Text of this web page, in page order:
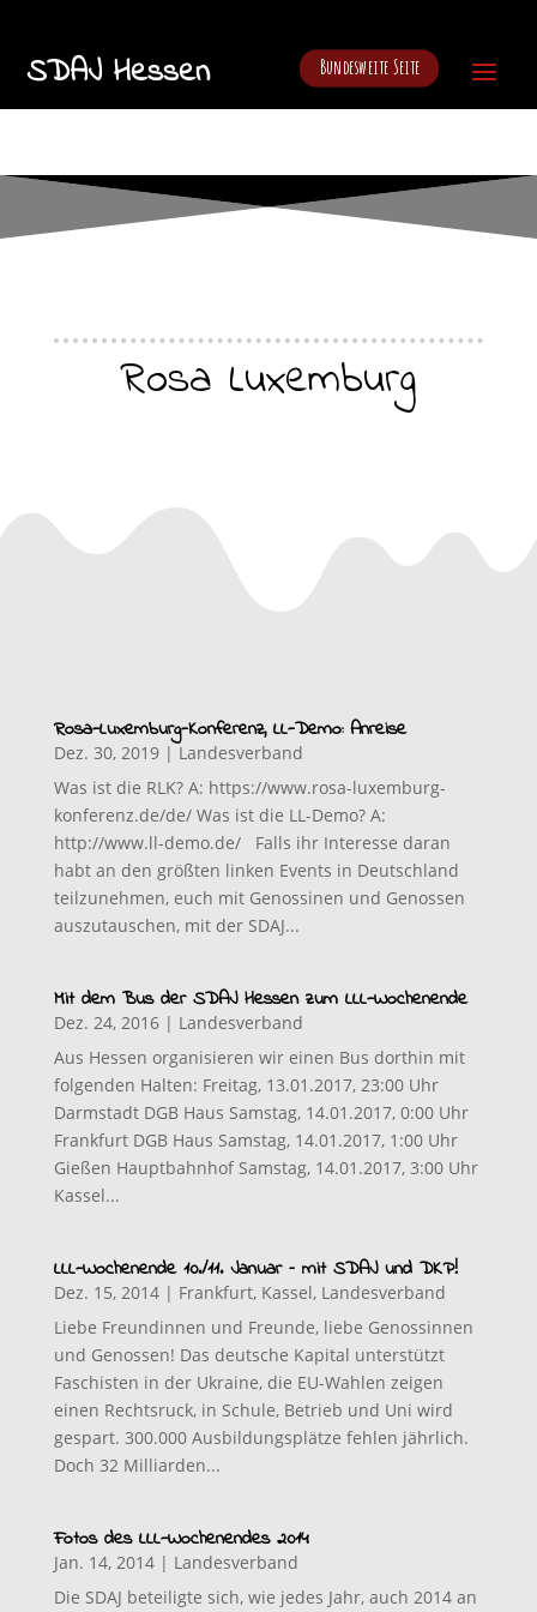
SDAJ Hessen Bundesweite Seite
Rosa Luxemburg
Rosa-Luxemburg-Konferenz, LL-Demo: Anreise
Dez. 30, 2019| Landesverband
Was ist die RLK? A: https://www.rosa-luxemburg-
konferenz.de/de/ Was ist die LL-Demo? A:
http://www.ll-demo.de/ Falls ihr Interesse daran
habt an den größten linken Events in Deutschland
teilzunehmen, euch mit Genossinen und Genossen
auszutauschen, mit der SDAJ...
Mit dem Bus der SDAJ Hessen zum LLL-Wochenende
Dez. 24, 2016| Landesverband
Aus Hessen organisieren wir einen Bus dorthin mit
folgenden Halten: Freitag, 13.01.2017, 23:00 Uhr
Darmstadt DGB Haus Samstag, 14.01.2017, 0:00 Uhr
Frankfurt DGB Haus Samstag, 14.01.2017, 1:00 Uhr
Gießen Hauptbahnhof Samstag, 14.01.2017, 3:00 Uhr
Kassel...
LLL-Wochenende 10./11. Januar – mit SDAJ und DKP!
Dez. 15, 2014| Frankfurt, Kassel, Landesverband
Liebe Freundinnen und Freunde, liebe Genossinnen
und Genossen! Das deutsche Kapital unterstützt
Faschisten in der Ukraine, die EU-Wahlen zeigen
einen Rechtsruck, in Schule, Betrieb und Uni wird
gespart. 300.000 Ausbildungsplätze fehlen jährlich.
Doch 32 Milliarden...
Fotos des LLL-Wochenendes 2014
Jan. 14, 2014| Landesverband
Die SDAJ beteiligte sich, wie jedes Jahr, auch 2014 an